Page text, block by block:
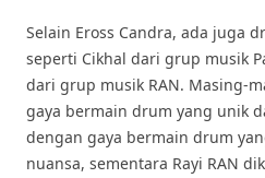
Selain Eross Candra, ada juga
seperti Cikhal dari grup musik
dari grup musik RAN. Masing-
gaya bermain drum yang unik
dengan gaya bermain drum
nuansa, sementara Rayi RAN